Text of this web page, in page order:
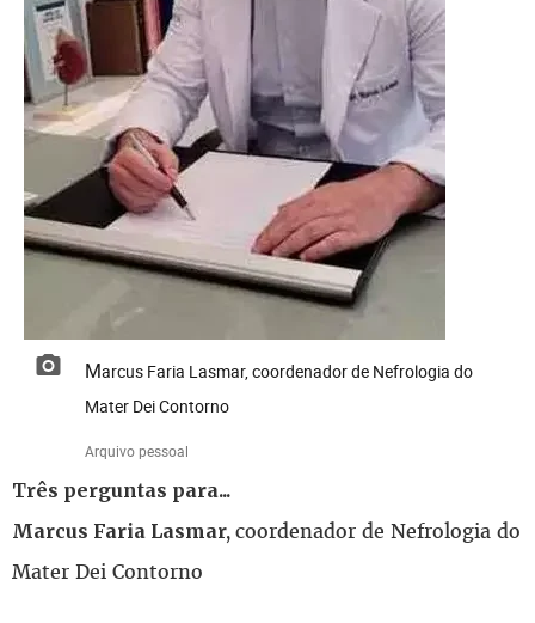
Marcus Faria Lasmar, coordenador de Nefrologia do
Mater Dei Contorno
Arquivo pessoal
Três perguntas para...
Marcus Faria Lasmar, coordenador de Nefrologia do
Mater Dei Contorno